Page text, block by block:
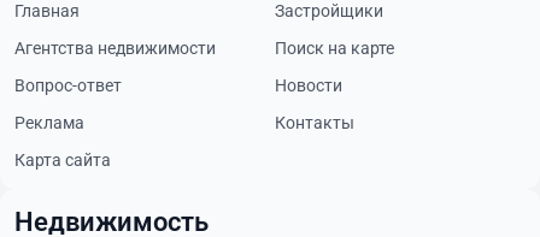
Главная
Застройщики
Агентства недвижимости
Поиск на карте
Вопрос-ответ
Новости
Реклама
Контакты
Карта сайта
Недвижимость